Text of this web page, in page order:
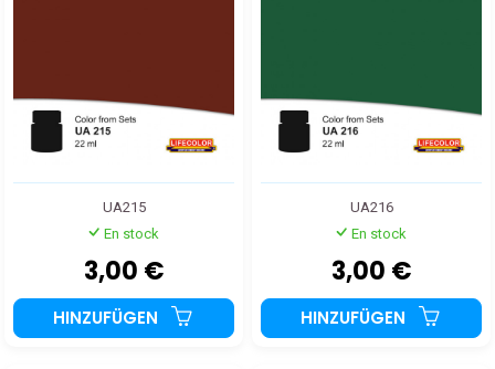
UA215
En stock
3,00 €
HINZUFÜGEN
UA216
En stock
3,00 €
HINZUFÜGEN